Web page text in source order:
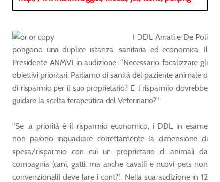
I DDL Amati e De Poli
pongono una duplice istanza: sanitaria ed economica. Il
Presidente ANMVI in audizione: "Necessario focalizzare gli
obiettivi prioritari. Parliamo di sanità del paziente animale o
di risparmio per il suo proprietario? E il risparmio dovrebbe
guidare la scelta terapeutica del Veterinario?"
"Se la priorità è il risparmio economico, i DDL in esame
non paiono inquadrare correttamente la dimensione di
spesa/risparmio con cui un proprietario di animali da
compagnia (cani, gatti, ma anche cavalli e nuovi pets non
convenzionali) deve fare i conti". Nella sua audizione in 12